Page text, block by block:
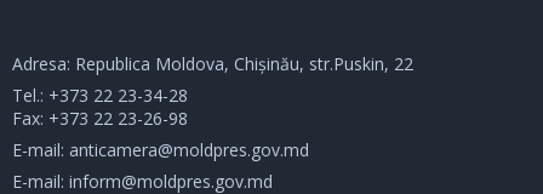
Adresa: Republica Moldova, Chișinău, str.Puskin, 22
Tel.: +373 22 23-34-28
Fax: +373 22 23-26-98
E-mail: anticamera@moldpres.gov.md
E-mail: inform@moldpres.gov.md